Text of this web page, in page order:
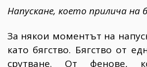
Напускане, което прилича на
За някои моментът на
като бягство. Бягство от
срутване. От фенове,